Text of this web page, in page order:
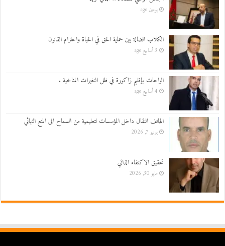
يومين ago
الكلاب الضالة بين حماية الحق في الحياة واحترام القانون
3 أسابيع ago
الواحات بإقليم زاكورة في ظل التغيرات المناخية .
4 أسابيع ago
الهاتف النقال داخل المؤسسات لتعليمية من السماح الى المنع النهائي
يونيو 7, 2026
تحقيق الاكتفاء الذاتي
مايو 30, 2026